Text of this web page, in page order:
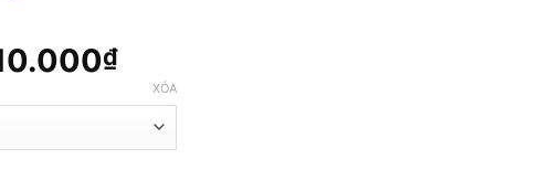
₫Khoảng
giá:
60.000₫
XÓA